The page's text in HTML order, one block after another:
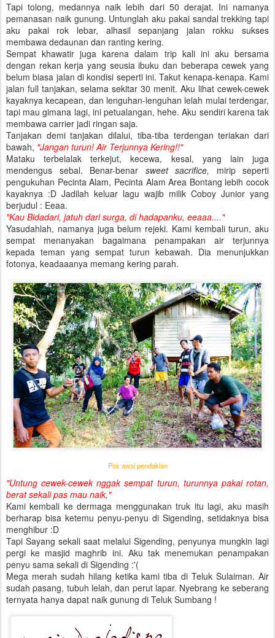
Tapi tolong, medannya naik lebih dari 50 derajat. Ini namanya
pemanasan naik gunung. Untunglah aku pakai sandal trekking tapi
aku pakai rok lebar, alhasil sepanjang jalan rokku sukses
membawa dedaunan dan ranting kering.
Sempat khawatir juga karena dalam trip kali ini aku bersama
dengan rekan kerja yang seusia ibuku dan beberapa cewek yang
belum biasa jalan di kondisi seperti ini. Takut kenapa-kenapa. Kami
jalan full tanjakan, selama sekitar 30 menit. Aku lihat cewek-cewek
kayaknya kecapean, dan lenguhan-lenguhan lelah mulai terdengar,
tapi mau gimana lagi, ini petualangan, hehe. Aku sendiri karena tak
membawa carrier jadi ringan saja.
Tanjakan demi tanjakan dilalui, tiba-tiba terdengan teriakan dari
bawah, "Jangan turun! Air Terjunnya Kering!!"
Mataku terbelalak terkejut, kecewa, kesal, yang lain juga
mendengus sebal. Benar-benar sweet sacrifice, mirip seperti
pengukuhan Pecinta Alam, Pecinta Alam Area Bontang lebih cocok
kayaknya :D Jadilah keluar lagu wajib milik Coboy Junior yang
berjudul : Eeaa.
"Kau Bidadari, jatuh dari surga, di hadapanku, eeaaa...."
Yasudahlah, namanya juga belum rejeki. Kami kembali turun, aku
sempat menanyakan bagaimana penampakan air terjunnya
kepada teman yang sempat turun kebawah. Dia menunjukkan
fotonya, keadaaanya memang kering parah.
Pos awal pendakian
"Untung cewek-cewek nggak sempat turun, turunnya pakai rotan,
berat sekali pas mau naik,"
Kami kembali ke dermaga menggunakan truk itu lagi, aku masih
berharap bisa ketemu penyu-penyu di Sigending, setidaknya bisa
menghibur :D
Tapi Sayang sekali saat melalui Sigending, penyunya mungkin lagi
pergi ke masjid maghrib ini. Aku tak menemukan penampakan
penyu sama sekali di Sigending :'(
Mega merah sudah hilang ketika kami tiba di Teluk Sulaiman. Air
sudah pasang, tubuh lelah, dan perut lapar. Nyebrang ke seberang
ternyata hanya dapat naik gunung di Teluk Sumbang !